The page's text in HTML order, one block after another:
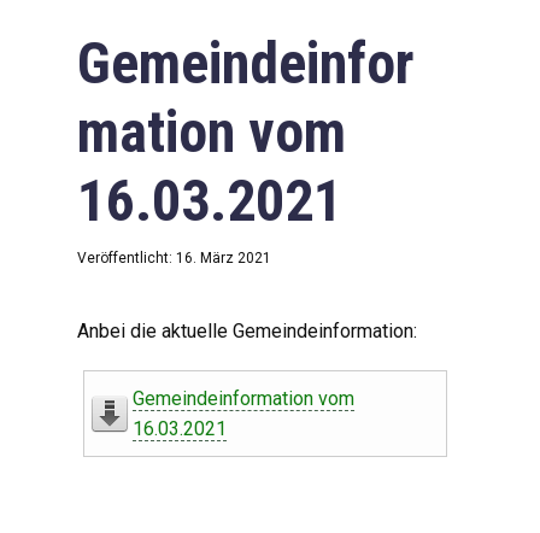
Gemeindeamt
Gemeinderat
Bildung
Vereine
Leben in Oberdorf
Gemeindeinfor
mation vom
16.03.2021
Veröffentlicht: 16. März 2021
Anbei die aktuelle Gemeindeinformation:
Gemeindeinformation vom
16.03.2021